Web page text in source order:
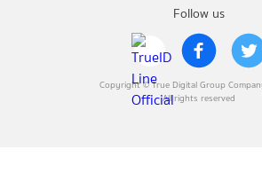
Follow us
Copyright © True Digital Group
All rights reserved